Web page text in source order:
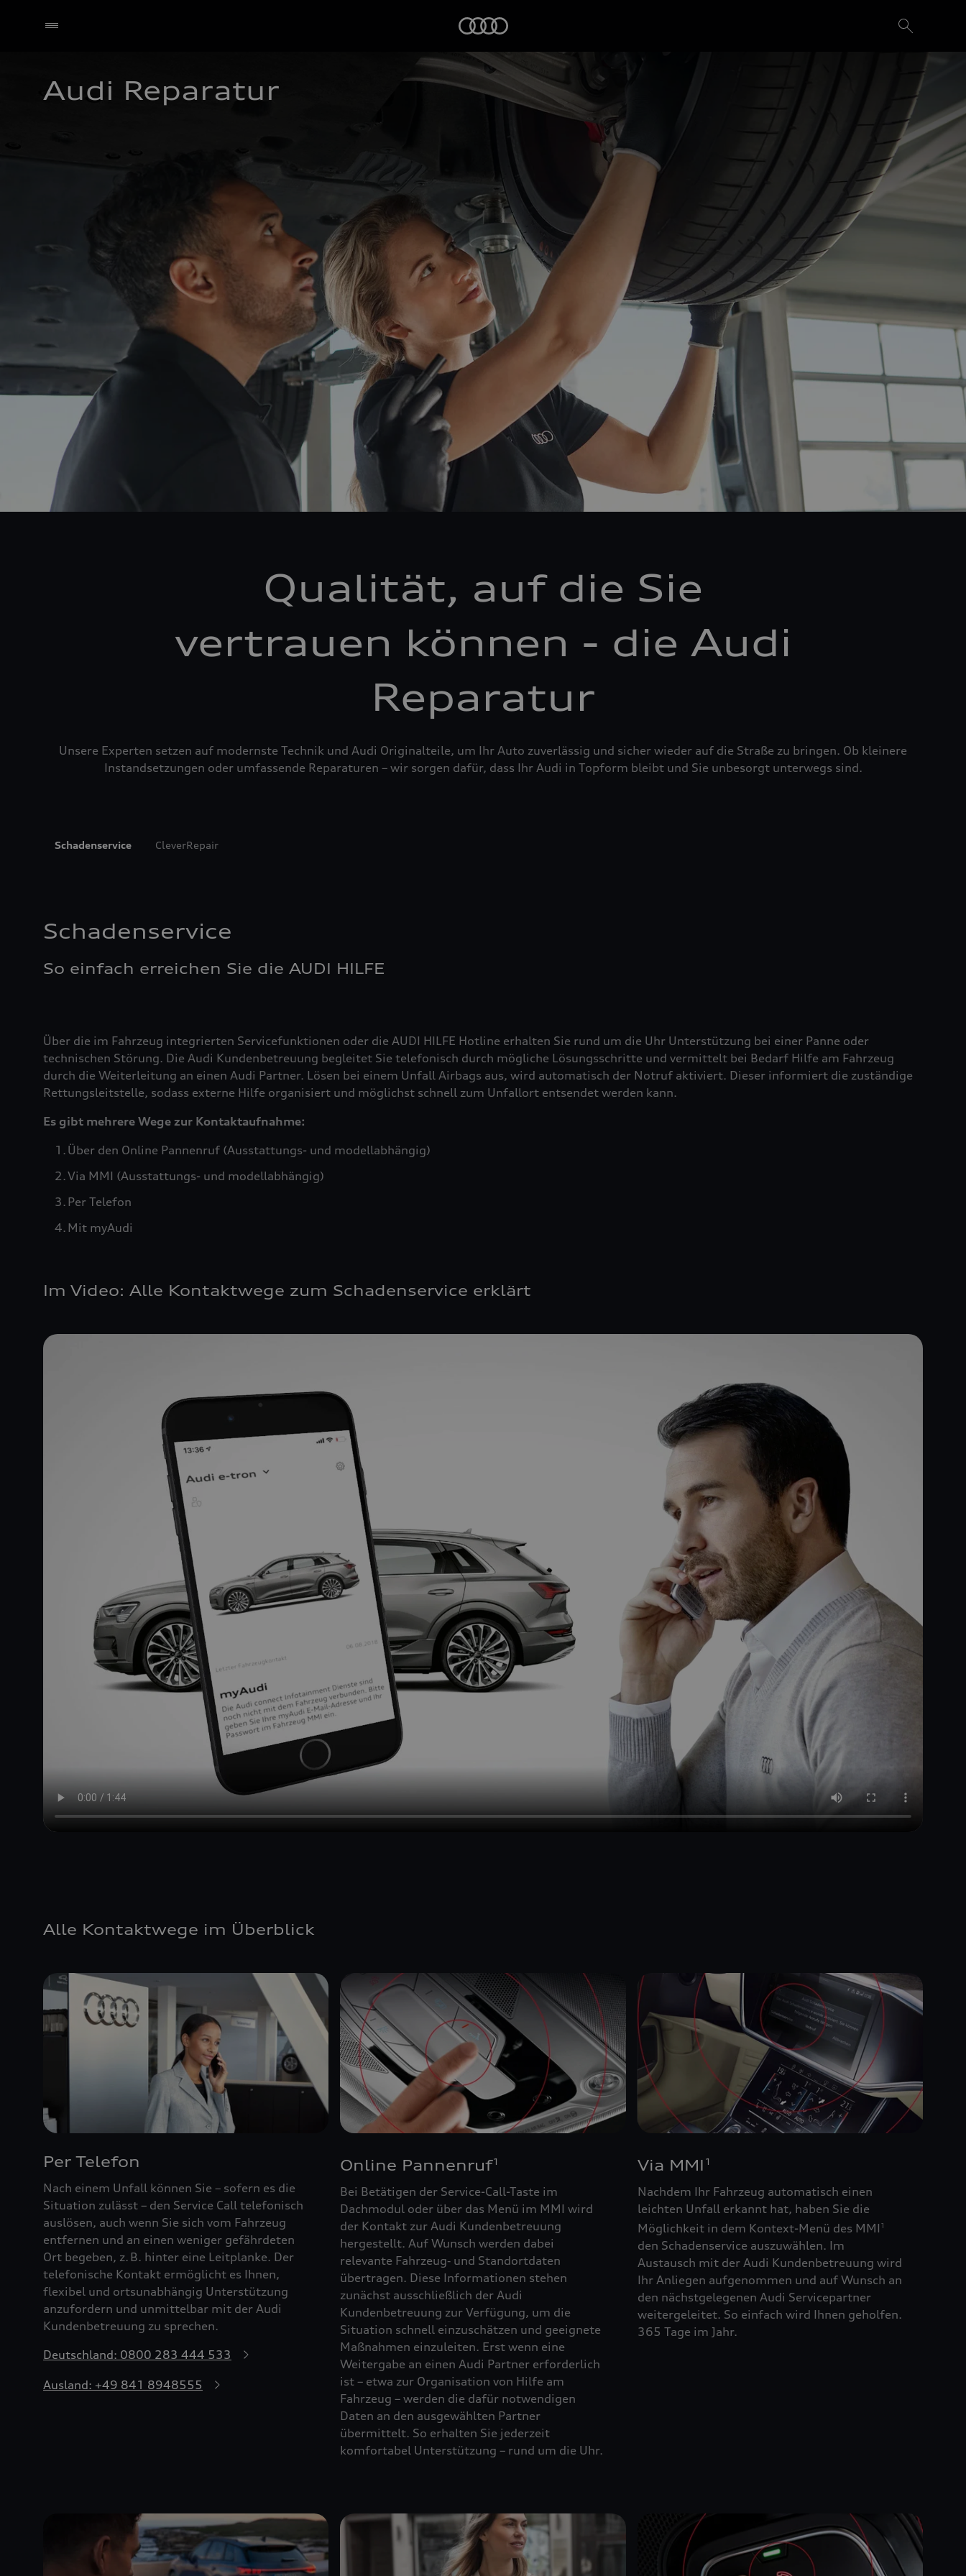
Audi Reparatur
Qualität, auf die Sie
vertrauen können - die Audi
Reparatur
Unsere Experten setzen auf modernste Technik und Audi Originalteile, um Ihr Auto zuverlässig und sicher wieder auf die Straße zu bringen. Ob kleinere
Instandsetzungen oder umfassende Reparaturen – wir sorgen dafür, dass Ihr Audi in Topform bleibt und Sie unbesorgt unterwegs sind.
Schadenservice CleverRepair
Schadenservice
So einfach erreichen Sie die AUDI HILFE
Über die im Fahrzeug integrierten Servicefunktionen oder die AUDI HILFE Hotline erhalten Sie rund um die Uhr Unterstützung bei einer Panne oder
technischen Störung. Die Audi Kundenbetreuung begleitet Sie telefonisch durch mögliche Lösungsschritte und vermittelt bei Bedarf Hilfe am Fahrzeug
durch die Weiterleitung an einen Audi Partner. Lösen bei einem Unfall Airbags aus, wird automatisch der Notruf aktiviert. Dieser informiert die zuständige
Rettungsleitstelle, sodass externe Hilfe organisiert und möglichst schnell zum Unfallort entsendet werden kann.
Es gibt mehrere Wege zur Kontaktaufnahme:
Über den Online Pannenruf (Ausstattungs- und modellabhängig)
Via MMI (Ausstattungs- und modellabhängig)
Per Telefon
Mit myAudi
Im Video: Alle Kontaktwege zum Schadenservice erklärt
Alle Kontaktwege im Überblick
Per Telefon
Nach einem Unfall können Sie – sofern es die
Situation zulässt – den Service Call telefonisch
auslösen, auch wenn Sie sich vom Fahrzeug
entfernen und an einen weniger gefährdeten
Ort begeben, z. B. hinter eine Leitplanke. Der
telefonische Kontakt ermöglicht es Ihnen,
flexibel und ortsunabhängig Unterstützung
anzufordern und unmittelbar mit der Audi
Kundenbetreuung zu sprechen.
Deutschland: 0800 283 444 533
Ausland: +49 841 8948555
Online Pannenruf1
Bei Betätigen der Service-Call-Taste im
Dachmodul oder über das Menü im MMI wird
der Kontakt zur Audi Kundenbetreuung
hergestellt. Auf Wunsch werden dabei
relevante Fahrzeug‑ und Standortdaten
übertragen. Diese Informationen stehen
zunächst ausschließlich der Audi
Kundenbetreuung zur Verfügung, um die
Situation schnell einzuschätzen und geeignete
Maßnahmen einzuleiten. Erst wenn eine
Weitergabe an einen Audi Partner erforderlich
ist – etwa zur Organisation von Hilfe am
Fahrzeug – werden die dafür notwendigen
Daten an den ausgewählten Partner
übermittelt. So erhalten Sie jederzeit
komfortabel Unterstützung – rund um die Uhr.
Via MMI 1
Nachdem Ihr Fahrzeug automatisch einen
leichten Unfall erkannt hat, haben Sie die
Möglichkeit in dem Kontext-Menü des MMI 1
den Schadenservice auszuwählen. Im
Austausch mit der Audi Kundenbetreuung wird
Ihr Anliegen aufgenommen und auf Wunsch an
den nächstgelegenen Audi Servicepartner
weitergeleitet. So einfach wird Ihnen geholfen.
365 Tage im Jahr.